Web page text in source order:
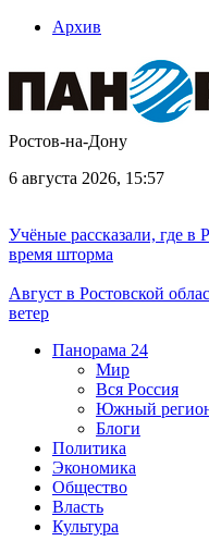
Архив
Ростов-на-Дону
6 августа 2026, 15:57
Учёные рассказали, где в
время шторма
Август в Ростовской
ветер
Панорама 24
Мир
Вся Россия
Южный
Блоги
Политика
Экономика
Общество
Власть
Культура